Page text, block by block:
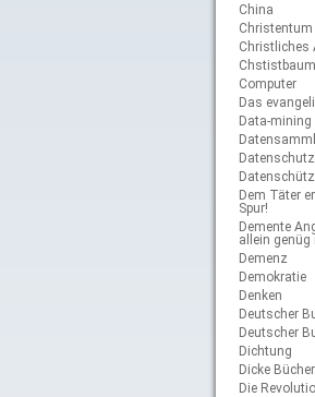
China
Christentum
Christliches
Chstistbaum
Computer
Das
Data-mining
Datenschutz
Dem Täter
Spur!
Demente
allein genüg
Demenz
Demokratie
Denken
Deutscher
Deutscher
Dichtung
Dicke
Die